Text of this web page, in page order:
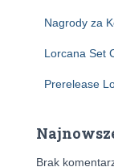
Nagrody za
Lorcana Set
Prerelease
Brak